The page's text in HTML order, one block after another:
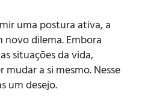
uma postura ativa, a
dilema. Embora
situações da vida,
a si mesmo. Nesse
um desejo.